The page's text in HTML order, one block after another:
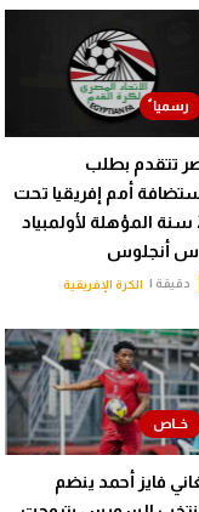
تتقدم بطلب
أمم إفريقيا تحت
23 سنة المؤهلة لأولمبياد
أنجلوس
دقيقة | الكرة الإفريقية
فايز أحمد ينضم